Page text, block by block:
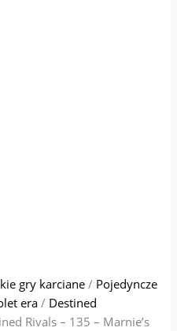
gry karciane/ Pojedyncze
era/ Destined
Rivals – 135 – Marnie’s